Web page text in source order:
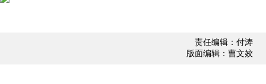
责任编辑：付涛
版面编辑：曹文姣